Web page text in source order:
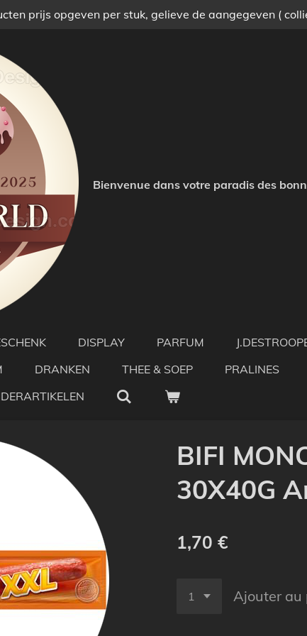
prijs opgeven per stuk, gelieve de aangegeven (
Bienvenue dans votre paradis des
DISPLAY PARFUM
DRANKEN THEE & SOEP PRALINES
BIFI
30X40G
1,70 €
Ajouter au